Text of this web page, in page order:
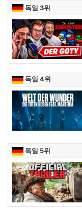
독일 3위
독일 4위
독일 5위